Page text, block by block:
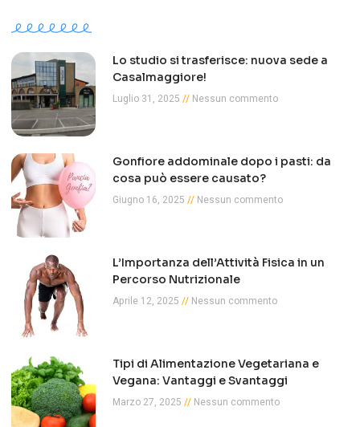
Lo studio si trasferisce: nuova sede a
Casalmaggiore!
Luglio 31, 2025
Nessun commento
Gonfiore addominale dopo i pasti: da
cosa può essere causato?
Giugno 16, 2025
Nessun commento
L’Importanza dell’Attività Fisica in un
Percorso Nutrizionale
Aprile 12, 2025
Nessun commento
Tipi di Alimentazione Vegetariana e
Vegana: Vantaggi e Svantaggi
Marzo 27, 2025
Nessun commento